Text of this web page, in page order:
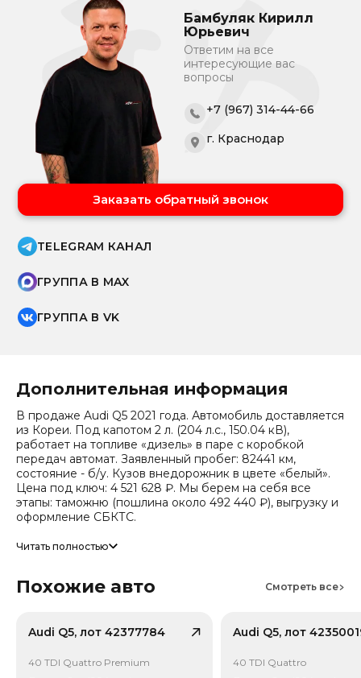
Бамбуляк Кирилл
Юрьевич
Ответим на все
интересующие вас
вопросы
+7 (967) 314-44-66
г. Краснодар
Заказать обратный звонок
TELEGRAM КАНАЛ
ГРУППА В MAX
ГРУППА В VK
Дополнительная информация
В продаже Audi Q5 2021 года. Автомобиль доставляется
из Кореи. Под капотом 2 л. (204 л.с., 150.04 кВ),
работает на топливе «дизель» в паре с коробкой
передач автомат. Заявленный пробег: 82441 км,
состояние - б/у. Кузов внедорожник в цвете «белый».
Цена под ключ: 4 521 628 ₽. Мы берем на себя все
этапы: таможню (пошлина около 492 440 ₽), выгрузку и
оформление СБКТС.
Цена зависит от курса валют, точный расчет
Случаев угона не зафиксировано.
Читать полностью
Похожие авто Смотреть все
Audi Q5, лот 42377784
40 TDI Quattro Premium
Audi Q5, лот
40 TDI Quattro